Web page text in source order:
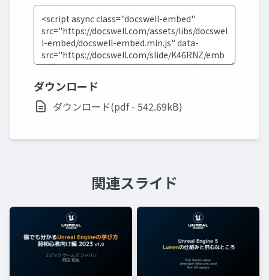
ダウンロード
ダウンロード(pdf - 542.69kB)
関連スライド